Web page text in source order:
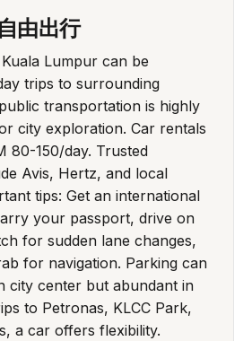
由出行
Lumpur can be
trips to surrounding
transportation is highly
city exploration. Car rentals
80-150/day. Trusted
Avis, Hertz, and local
tips: Get an international
your passport, drive on
for sudden lane changes,
for navigation. Parking can
city center but abundant in
to Petronas, KLCC Park,
a car offers flexibility.